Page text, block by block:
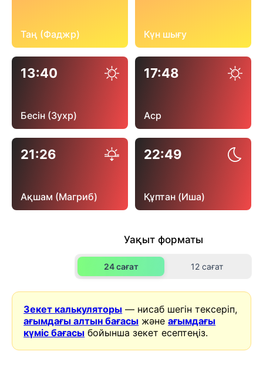
Таң (Фаджр) Күн шығу
13:40
Бесін (Зухр)
17:48
Аср
21:26
Ақшам (Магриб)
22:49
Құптан (Иша)
Уақыт форматы
24 сағат 12 сағат
Зекет калькуляторы — нисаб шегін тексеріп,
ағымдағы алтын бағасы жәнеағымдағы
күміс бағасы бойынша зекет есептеңіз.